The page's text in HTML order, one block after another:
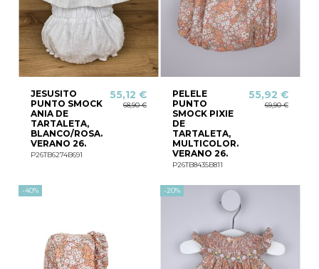
JESUSITO
PUNTO SMOCK
ANIA DE
TARTALETA,
BLANCO/ROSA.
VERANO 26.
P26TB6274B691
55,12 €
68,90 €
PELELE
PUNTO
SMOCK PIXIE
DE
TARTALETA,
MULTICOLOR.
VERANO 26.
P26TB8435B811
55,92 €
69,90 €
-40% -20%